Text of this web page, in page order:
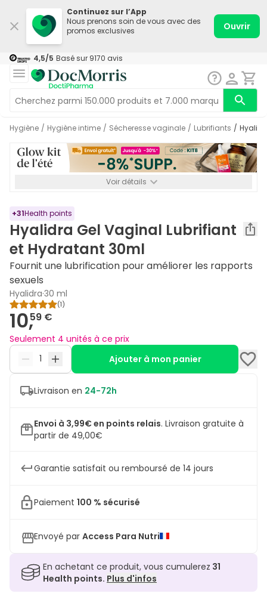
Continuez sur l’App
Nous prenons soin de vous avec des
promos exclusives
Ouvrir
4,5/5 Basé sur 9170 avis
Hygiène / Hygiène intime / Sécheresse vaginale / Lubrifiants /
Voir détails
+31Health points
Hyalidra Gel Vaginal Lubrifiant
et Hydratant 30ml
Fournit une lubrification pour améliorer les rapports
sexuels
Hyalidra·30 ml
(1)
10,59 €
Seulement 4 unités à ce prix
Ajouter à mon panier
Livraison en 24-72h
Envoi à 3,99€ en points relais. Livraison gratuite à
partir de 49,00€
Garantie satisfait ou remboursé de 14 jours
Paiement 100 % sécurisé
Envoyé par Access Para Nutri
En achetant ce produit, vous cumulerez 31
Health points. Plus d'infos